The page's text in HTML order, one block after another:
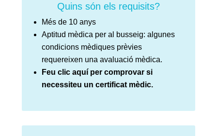
Quins són els requisits?
Més de 10 anys
Aptitud mèdica per al busseig: algunes
condicions mèdiques prèvies
requereixen una avaluació mèdica.
Feu clic aquí per comprovar si
necessiteu un certificat mèdic.